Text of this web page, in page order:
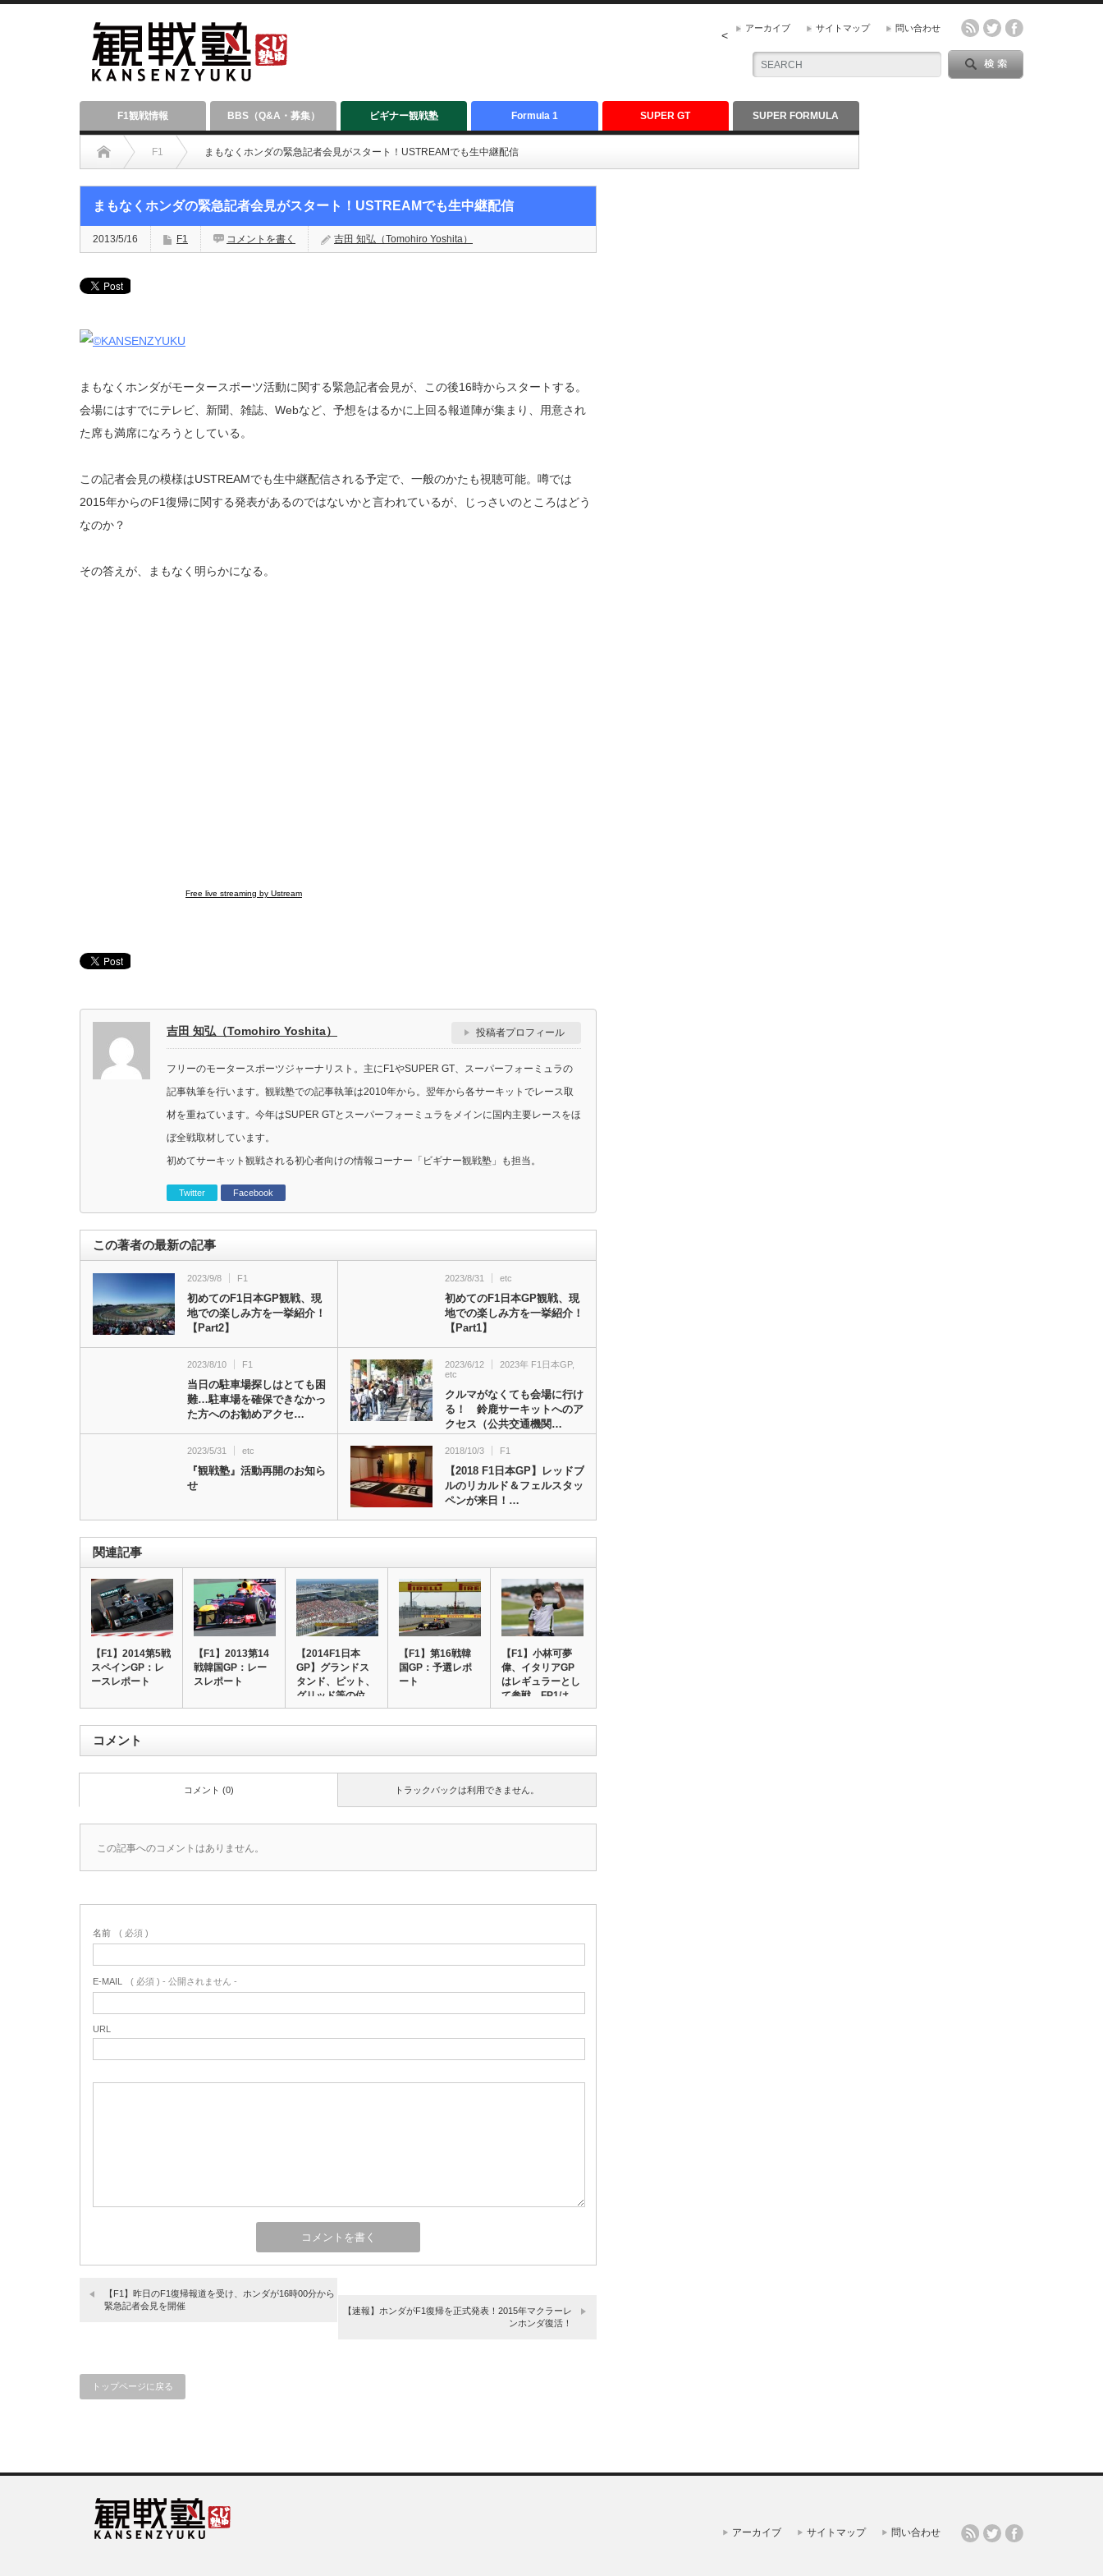
アーカイブ サイトマップ 問い合わせ
<
F1観戦情報 BBS（Q&A・募集） ビギナー観戦塾 Formula 1 SUPER GT SUPER FORMULA
F1 まもなくホンダの緊急記者会見がスタート！USTREAMでも生中継配信
まもなくホンダの緊急記者会見がスタート！USTREAMでも生中継配信
2013/5/16 F1 コメントを書く 吉田 知弘（Tomohiro Yoshita）
まもなくホンダがモータースポーツ活動に関する緊急記者会見が、この後16時からスタートする。
会場にはすでにテレビ、新聞、雑誌、Webなど、予想をはるかに上回る報道陣が集まり、用意され
た席も満席になろうとしている。
この記者会見の模様はUSTREAMでも生中継配信される予定で、一般のかたも視聴可能。噂では
2015年からのF1復帰に関する発表があるのではないかと言われているが、じっさいのところはどう
なのか？
その答えが、まもなく明らかになる。
Free live streaming by Ustream
吉田 知弘（Tomohiro Yoshita） 投稿者プロフィール
フリーのモータースポーツジャーナリスト。主にF1やSUPER GT、スーパーフォーミュラの
記事執筆を行います。観戦塾での記事執筆は2010年から。翌年から各サーキットでレース取
材を重ねています。今年はSUPER GTとスーパーフォーミュラをメインに国内主要レースをほ
ぼ全戦取材しています。
初めてサーキット観戦される初心者向けの情報コーナー「ビギナー観戦塾」も担当。
Twitter Facebook
この著者の最新の記事
2023/9/8 F1
初めてのF1日本GP観戦、現
地での楽しみ方を一挙紹介！
【Part2】
2023/8/31 etc
初めてのF1日本GP観戦、現
地での楽しみ方を一挙紹介！
【Part1】
2023/8/10 F1
当日の駐車場探しはとても困
難…駐車場を確保できなかっ
た方へのお勧めアクセ…
2023/6/12 2023年 F1日本GP,
etc
クルマがなくても会場に行け
る！ 鈴鹿サーキットへのア
クセス（公共交通機関…
2023/5/31 etc
『観戦塾』活動再開のお知ら
せ
2018/10/3 F1
【2018 F1日本GP】レッドブ
ルのリカルド＆フェルスタッ
ペンが来日！…
関連記事
【F1】2014第5戦
スペインGP：レ
ースレポート
【F1】2013第14
戦韓国GP：レー
スレポート
【2014F1日本
GP】グランドス
タンド、ピット、
グリッド等の位…
【F1】第16戦韓
国GP：予選レポ
ート
【F1】小林可夢
偉、イタリアGP
はレギュラーとし
て参戦。FP1は…
コメント
トラックバックは利用できません。
コメント (0)
この記事へのコメントはありません。
名前 ( 必須 )
E-MAIL ( 必須 ) - 公開されません -
URL
【F1】昨日のF1復帰報道を受け、ホンダが16時00分から
緊急記者会見を開催
【速報】ホンダがF1復帰を正式発表！2015年マクラーレ
ンホンダ復活！
トップページに戻る
アーカイブ サイトマップ 問い合わせ